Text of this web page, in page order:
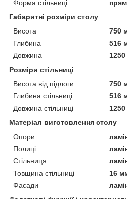
Форма стільниці
Габаритні розміри столу
Висота
750
Глибина
516
Довжина
Розміри стільниці
Висота від підлоги
750
Глибина стільниці
516
Довжина стільниці
Матеріал виготовлення столу
Опори
Полиці
Стільниця
Товщина стільниці
16
Фасади